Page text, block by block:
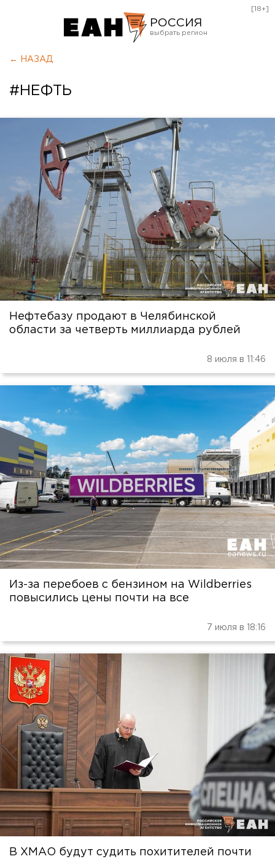
РОССИЯ
Оренбург
[18+]
← НАЗАД
#НЕФТЬ
Нефтебазу продают в Челябинской
области за четверть миллиарда рублей
8 июля в 11:46
Из-за перебоев с бензином на Wildberries
повысились цены почти на все
7 июля в 18:16
В ХМАО будут судить похитителей почти